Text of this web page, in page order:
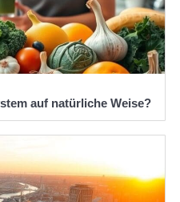
auf natürliche Weise?